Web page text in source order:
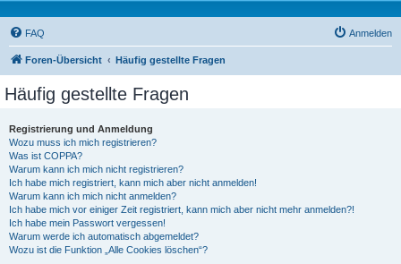
FAQ Anmelden
Foren-Übersicht Häufig gestellte Fragen
Häufig gestellte Fragen
Registrierung und Anmeldung
Wozu muss ich mich registrieren?
Was ist COPPA?
Warum kann ich mich nicht registrieren?
Ich habe mich registriert, kann mich aber nicht anmelden!
Warum kann ich mich nicht anmelden?
Ich habe mich vor einiger Zeit registriert, kann mich aber nicht mehr anmelden?!
Ich habe mein Passwort vergessen!
Warum werde ich automatisch abgemeldet?
Wozu ist die Funktion „Alle Cookies löschen“?